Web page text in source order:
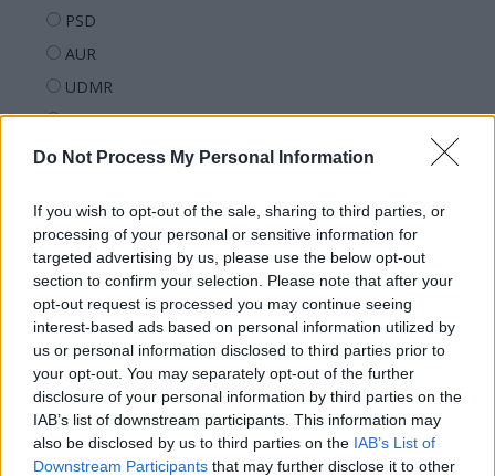
Do Not Process My Personal Information
If you wish to opt-out of the sale, sharing to third parties, or
processing of your personal or sensitive information for
targeted advertising by us, please use the below opt-out
section to confirm your selection. Please note that after your
opt-out request is processed you may continue seeing
interest-based ads based on personal information utilized by
us or personal information disclosed to third parties prior to
your opt-out. You may separately opt-out of the further
disclosure of your personal information by third parties on the
IAB’s list of downstream participants. This information may
also be disclosed by us to third parties on the IAB’s List of
Downstream Participants that may further disclose it to other
PSD
AUR
UDMR
PMP (Tomac)
Forța Dreptei (L. Orban)
REPER
SENS
SOS (Șoșoacă)
POT (Gavrilă)
PACE (Peia)
Acțiunea Conservatoare (Târziu)
PDF (Lazarus)
PUSL (D. Voiculescu)